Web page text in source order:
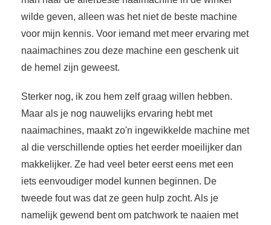
wilde geven, alleen was het niet de beste machine
voor mijn kennis. Voor iemand met meer ervaring met
naaimachines zou deze machine een geschenk uit
de hemel zijn geweest.
Sterker nog, ik zou hem zelf graag willen hebben.
Maar als je nog nauwelijks ervaring hebt met
naaimachines, maakt zo'n ingewikkelde machine met
al die verschillende opties het eerder moeilijker dan
makkelijker. Ze had veel beter eerst eens met een
iets eenvoudiger model kunnen beginnen. De
tweede fout was dat ze geen hulp zocht. Als je
namelijk gewend bent om patchwork te naaien met